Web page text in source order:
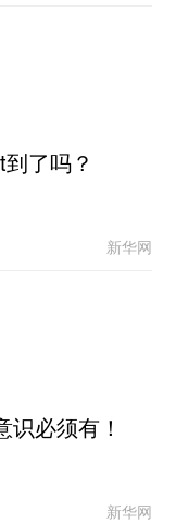
了吗？
新华网
识必须有！
新华网